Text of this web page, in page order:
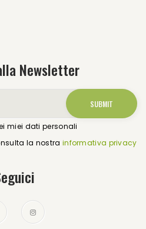
Newsletter
miei dati personali
la nostra informativa privacy